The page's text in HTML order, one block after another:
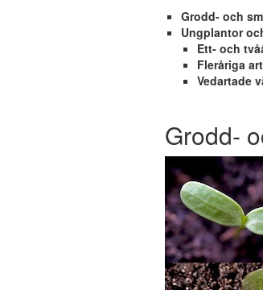
Grodd- och
Ungplantor
Ett- och
Fleråriga
Vedartade
Grodd-